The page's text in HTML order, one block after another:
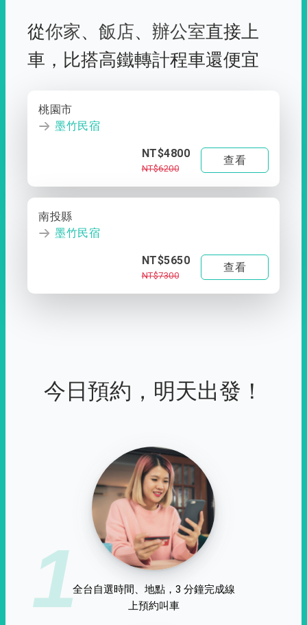
從你家、 飯店、 辦公室直接上
車， 比搭高鐵轉計程車還便宜
桃園市
墨竹民宿
NT$4800
NT$6200
查看
南投縣
墨竹民宿
NT$5650
NT$7300
查看
今日預約，明天出發！
1全台自選時間、地點，3 分鐘完成線
上預約叫車